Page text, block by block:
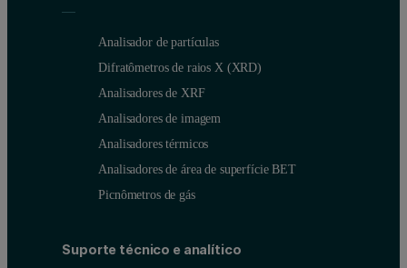
Analisador de partículas
Difratômetros de raios X (XRD)
Analisadores de XRF
Analisadores de imagem
Analisadores térmicos
Analisadores de área de superfície BET
Picnômetros de gás
Suporte técnico e analítico